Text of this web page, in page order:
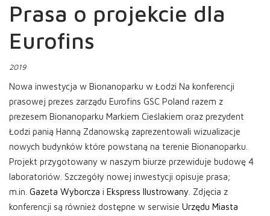
Prasa o projekcie dla
Eurofins
2019
Nowa inwestycja w Bionanoparku w Łodzi Na konferencji
prasowej prezes zarządu Eurofins GSC Poland razem z
prezesem Bionanoparku Markiem Cieślakiem oraz prezydent
Łodzi panią Hanną Zdanowską zaprezentowali wizualizacje
nowych budynków które powstaną na terenie Bionanoparku.
Projekt przygotowany w naszym biurze przewiduje budowę 4
laboratoriów. Szczegóły nowej inwestycji opisuje prasa;
m.in. Gazeta Wyborcza i Ekspress Ilustrowany . Zdjęcia z
konferencji są również dostępne w serwisie Urzędu Miasta